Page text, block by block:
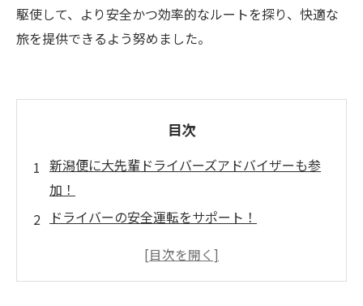
駆使して、より安全かつ効率的なルートを探り、快適な
旅を提供できるよう努めました。
目次
新潟便に大先輩ドライバーズアドバイザーも参
加！
ドライバーの安全運転をサポート！
シミュレーションで最適ルートを探る